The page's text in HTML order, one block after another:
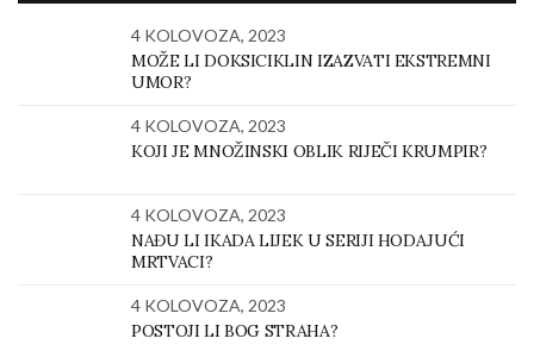
4 KOLOVOZA, 2023
MOŽE LI DOKSICIKLIN IZAZVATI EKSTREMNI
UMOR?
4 KOLOVOZA, 2023
KOJI JE MNOŽINSKI OBLIK RIJEČI KRUMPIR?
4 KOLOVOZA, 2023
NAĐU LI IKADA LIJEK U SERIJI HODAJUĆI
MRTVACI?
4 KOLOVOZA, 2023
POSTOJI LI BOG STRAHA?